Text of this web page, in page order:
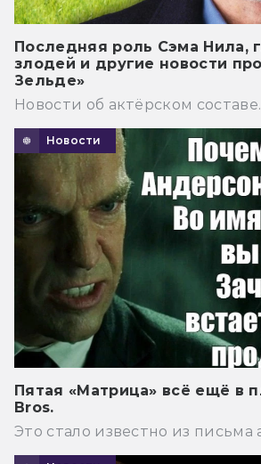
Последняя роль Сэма Нила,
злодей и другие новости
Зельде»
Новости об актёрском составе.
Новости
Пятая «Матрица» всё ещё в
Bros.
Это стало известно из письма